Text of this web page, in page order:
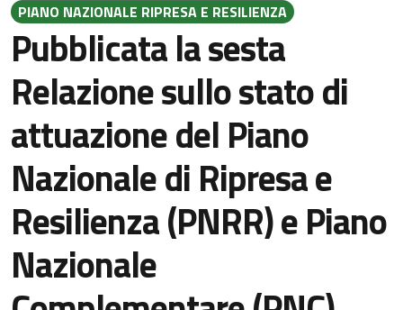
PIANO NAZIONALE RIPRESA E RESILIENZA
Pubblicata la sesta
Relazione sullo stato di
attuazione del Piano
Nazionale di Ripresa e
Resilienza (PNRR) e Piano
Nazionale